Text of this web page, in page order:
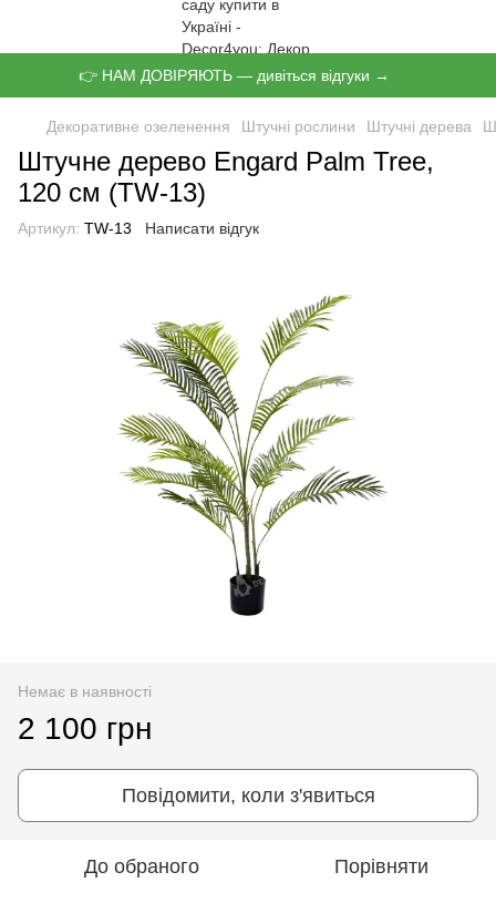
👉 НАМ ДОВІРЯЮТЬ — дивіться відгуки →
Декоративне озеленення Штучні рослини Штучні дерева
Штучне дерево Engard Palm Tree,
120 см (TW-13)
Артикул: TW-13 Написати відгук
Немає в наявності
2 100 грн
Повідомити, коли з'явиться
До обраного Порівняти